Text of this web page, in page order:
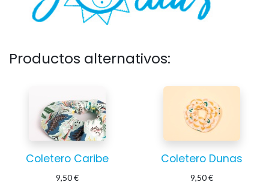
Productos alternativos:
Coletero Caribe
9,50€
Coletero Dunas
9,50€